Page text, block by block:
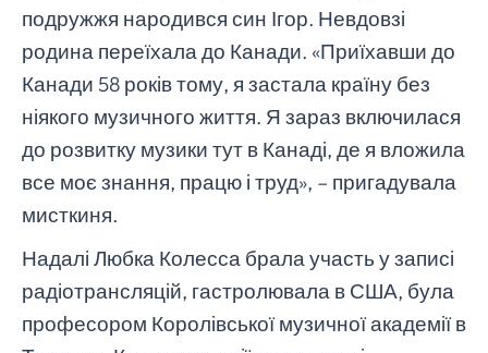
подружжя народився син Ігор. Невдовзі
родина переїхала до Канади. «Приїхавши до
Канади 58 років тому, я застала країну без
ніякого музичного життя. Я зараз включилася
до розвитку музики тут в Канаді, де я вложила
все моє знання, працю і труд», – пригадувала
мисткиня.
Надалі Любка Колесса брала участь у записі
радіотрансляцій, гастролювала в США, була
професором Королівської музичної академії в